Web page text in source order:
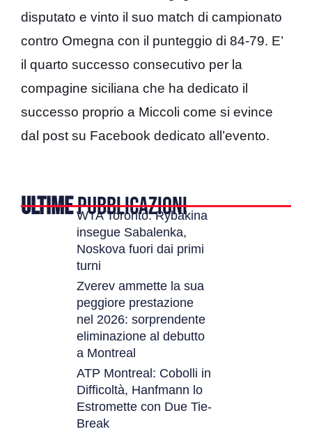
disputato e vinto il suo match di campionato
contro Omegna con il punteggio di 84-79. E’
il quarto successo consecutivo per la
compagine siciliana che ha dedicato il
successo proprio a Miccoli come si evince
dal post su Facebook dedicato all’evento.
ULTIMEPUBBLICAZIONI
WTA Toronto: Rybakina
insegue Sabalenka,
Noskova fuori dai primi
turni
Zverev ammette la sua
peggiore prestazione
nel 2026: sorprendente
eliminazione al debutto
a Montreal
ATP Montreal: Cobolli in
Difficoltà, Hanfmann lo
Estromette con Due Tie-
Break